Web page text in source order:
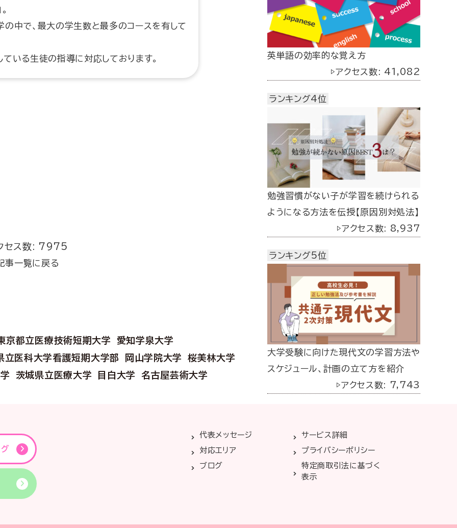
中で、最大の学生数と最多のコースを有して
いる生徒の指導に対応しております。
セス数: 7975
事一覧に戻る
京都立医療技術短期大学
愛知学泉大学
立医科大学看護短期大学部
岡山学院大学
桜美林大学
茨城県立医療大学 目白大学 名古屋芸術大学
英単語の効率的な覚え方
▷アクセス数: 41,082
ランキング4位
勉強習慣がない子が学習を続けられる
ようになる方法を伝授【原因別対処法】
▷アクセス数: 8,937
ランキング5位
大学受験に向けた現代文の学習方法や
スケジュール、計画の立て方を紹介
▷アクセス数: 7,743
代表メッセージ
サービス詳細
対応エリア
プライバシーポリシー
ブログ
特定商取引法に基づく
表示